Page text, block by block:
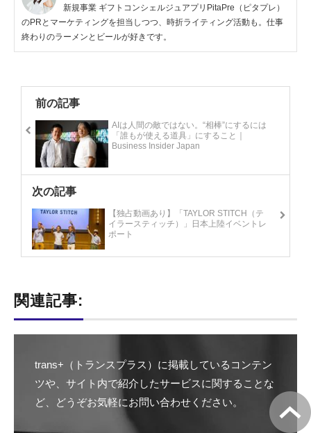
新規事業 ギフトコンシェルジュアプリPitaPre（ピタプレ）
のPRとマーケティングを担当しつつ、時折ライティング活動も。仕事
終わりのラーメンとビールが好きです。
前の記事
AIは人間の敵ではない。“相棒”にするには
「誰もが使える道具」にすること｜
Business Insider Japan
次の記事
【独占動画あり】「TAYLOR STITCH（テ
イラースティッチ）」日本上陸イベントレ
ポート
関連記事:
trans+（トランスプラス）に掲載しているコンテン
ツや、サイト内で紹介したサービスに関することな
ど、どうぞお気軽にお問い合わせください。